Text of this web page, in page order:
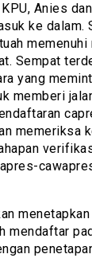
Anies
ke dalam.
Sempat
yang
memberi
memeriksa
mendaftar